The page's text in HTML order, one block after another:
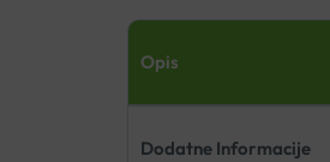
Opis
Dodatne Informacije